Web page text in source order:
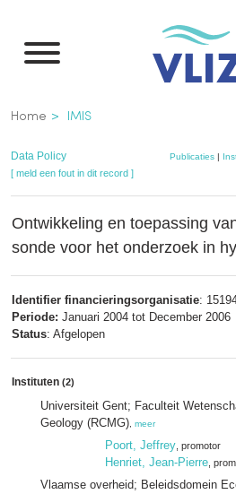
naar
inhoud
gaan
Kruimelpad
Home IMIS
Data Policy Publicaties |
[ meld een fout in dit record ]
Ontwikkeling en toepassing
sonde voor het onderzoek in
Identifier financieringsorganisatie:
Periode: Januari 2004 tot December 2006
Status: Afgelopen
Instituten (2)
Universiteit Gent; Faculteit
Geology (RCMG) meer
Poort, Jeffrey , promotor
Henriet, Jean-Pierre ,
Vlaamse overheid; Beleidsdomein